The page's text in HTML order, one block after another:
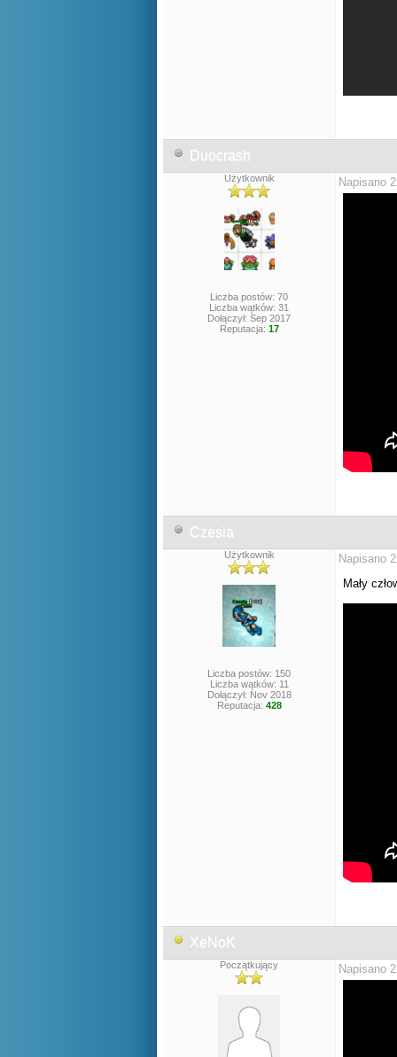
Duocrash
Użytkownik
Liczba postów: 70
Liczba wątków: 31
Dołączył: Sep 2017
Reputacja: 17
Napisano
Czesia
Użytkownik
Liczba postów: 150
Liczba wątków: 11
Dołączył: Nov 2018
Reputacja: 428
Napisano
Mały
XeNoK
Początkujący Napisano